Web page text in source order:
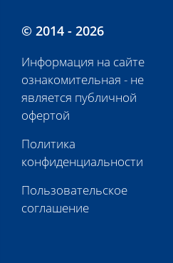
© 2014 - 2026
Информация на сайте
ознакомительная - не
является публичной
офертой
Политика
конфиденциальности
Пользовательское
соглашение